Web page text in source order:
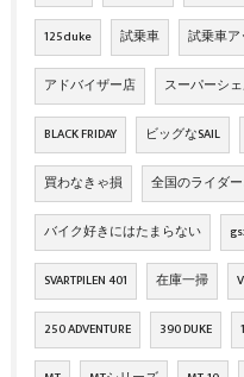
125duke 試乗車 試乗車
アドバイザー店 スーパーシ
BLACK FRIDAY ビッグなSAIL
買わなきゃ損 全国のライダ
バイク好きにはたまらない
SVARTPILEN 401 在庫一掃
250 ADVENTURE 390 DUKE